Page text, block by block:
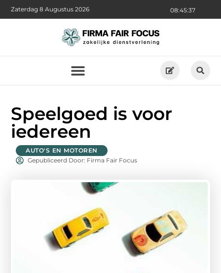
08:45:38
Zaterdag 8 Augustus 2026
Speelgoed is voor
iedereen
AUTO'S EN MOTOREN
Gepubliceerd Door: Firma Fair Focus